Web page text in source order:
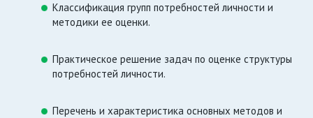
Классификация групп потребностей личности и
методики ее оценки.
Практическое решение задач по оценке структуры
потребностей личности.
Перечень и характеристика основных методов и